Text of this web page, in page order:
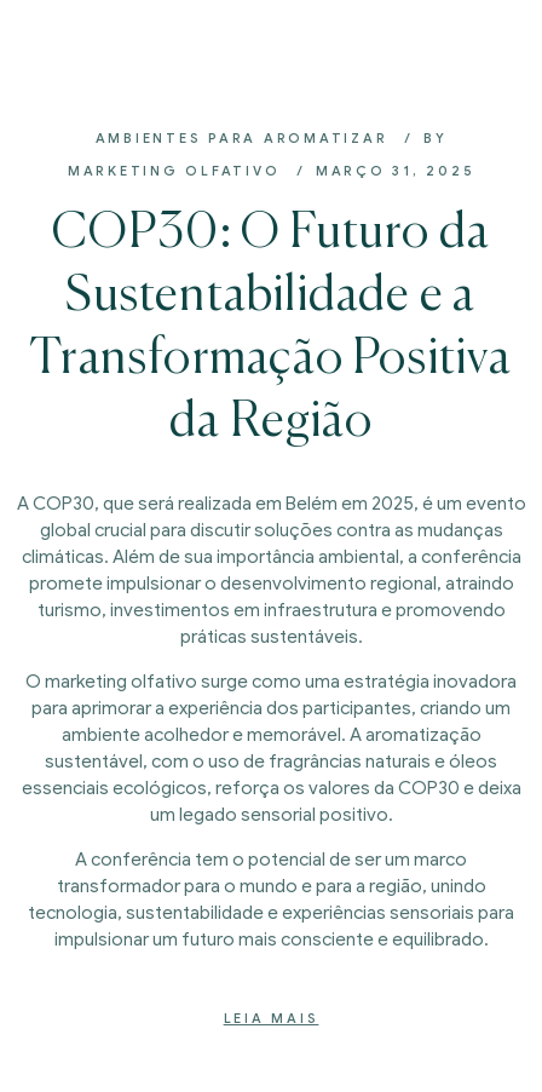
AMBIENTES PARA AROMATIZAR
BY
MARKETING OLFATIVO
MARÇO 31, 2025
COP30: O Futuro da
Sustentabilidade e a
Transformação Positiva
da Região
A COP30, que será realizada em Belém em 2025, é um evento
global crucial para discutir soluções contra as mudanças
climáticas. Além de sua importância ambiental, a conferência
promete impulsionar o desenvolvimento regional, atraindo
turismo, investimentos em infraestrutura e promovendo
práticas sustentáveis.
O marketing olfativo surge como uma estratégia inovadora
para aprimorar a experiência dos participantes, criando um
ambiente acolhedor e memorável. A aromatização
sustentável, com o uso de fragrâncias naturais e óleos
essenciais ecológicos, reforça os valores da COP30 e deixa
um legado sensorial positivo.
A conferência tem o potencial de ser um marco
transformador para o mundo e para a região, unindo
tecnologia, sustentabilidade e experiências sensoriais para
impulsionar um futuro mais consciente e equilibrado.
LEIA MAIS